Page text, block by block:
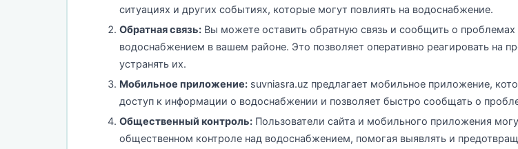
ситуациях и других событиях, которые могут повлиять на водоснабжение.
Обратная связь: Вы можете оставить обратную связь и сообщить о проблемах
водоснабжением в вашем районе. Это позволяет оперативно реагировать на
устранять их.
Мобильное приложение: suvniasra.uz предлагает мобильное приложение,
доступ к информации о водоснабжении и позволяет быстро сообщать о
Общественный контроль: Пользователи сайта и мобильного приложения
общественном контроле над водоснабжением, помогая выявлять и